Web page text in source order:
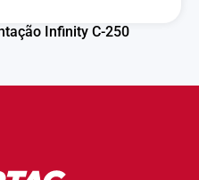
Infinity C-250